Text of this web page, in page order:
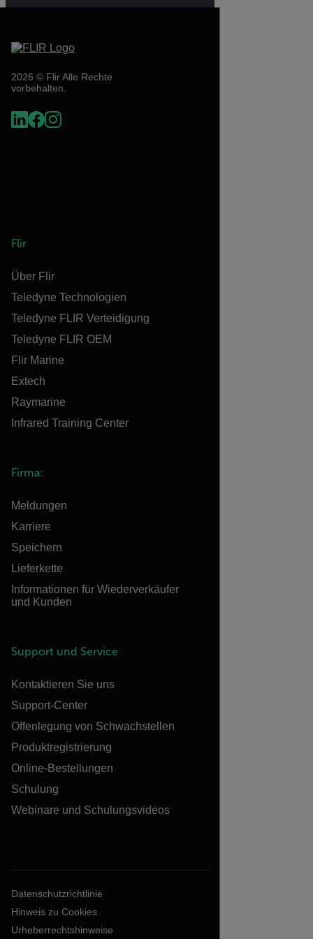
2026 © Flir Alle Rechte
vorbehalten.
Flir
Über Flir
Teledyne Technologien
Teledyne FLIR Verteidigung
Teledyne FLIR OEM
Flir Marine
Extech
Raymarine
Infrared Training Center
Firma:
Meldungen
Karriere
Speichern
Lieferkette
Informationen für Wiederverkäufer
und Kunden
Support und Service
Kontaktieren Sie uns
Support-Center
Offenlegung von Schwachstellen
Produktregistrierung
Online-Bestellungen
Schulung
Webinare und Schulungsvideos
Datenschutzrichtlinie
Hinweis zu Cookies
Urheberrechtshinweise